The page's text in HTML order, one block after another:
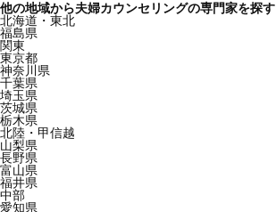
他の地域から夫婦カウンセリングの専門家を探す
北海道・東北
福島県
関東
東京都
神奈川県
千葉県
埼玉県
茨城県
栃木県
北陸・甲信越
山梨県
長野県
富山県
福井県
中部
愛知県